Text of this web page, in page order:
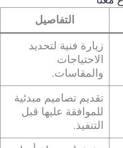
التفاصيل
زيارة فنية لتحديد
الاحتياجات
والمقاسات.
تقديم تصاميم مبدئية
للموافقة عليها قبل
التنفيذ.